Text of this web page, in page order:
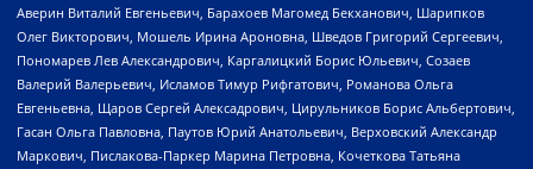
Аверин Виталий Евгеньевич, Барахоев Магомед Бекханович, Шарипков
Олег Викторович, Мошель Ирина Ароновна, Шведов Григорий Сергеевич,
Пономарев Лев Александрович, Каргалицкий Борис Юльевич, Созаев
Валерий Валерьевич, Исламов Тимур Рифгатович, Романова Ольга
Евгеньевна, Щаров Сергей Алексадрович, Цирульников Борис Альбертович,
Гасан Ольга Павловна, Паутов Юрий Анатольевич, Верховский Александр
Маркович, Пислакова-Паркер Марина Петровна, Кочеткова Татьяна